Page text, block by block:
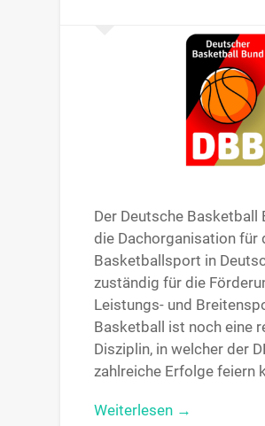
Der Deutsche Basketball
die Dachorganisation für
Basketballsport in
zuständig für die
Leistungs- und
Basketball ist noch eine
Disziplin, in welcher der
zahlreiche Erfolge feiern
Weiterlesen →